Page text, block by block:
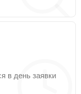
в день заявки